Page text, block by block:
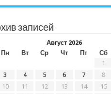
записей
Август 2026
Пн
Вт Ср Чт Пт Сб
1
3
4 5 6 7 8
10
11 12 13 14 15